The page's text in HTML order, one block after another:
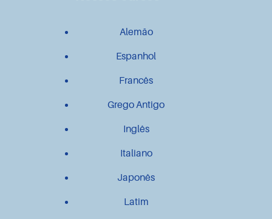
Alemão
Espanhol
Francês
Grego Antigo
Inglês
Italiano
Japonês
Latim